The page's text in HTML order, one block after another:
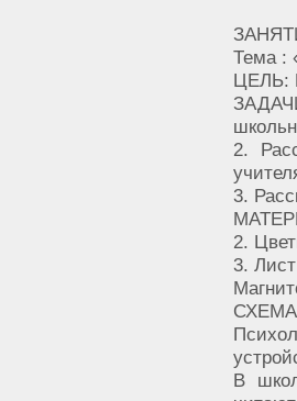
Тема
ЦЕЛЬ:
2.
3.
2.
3.
В